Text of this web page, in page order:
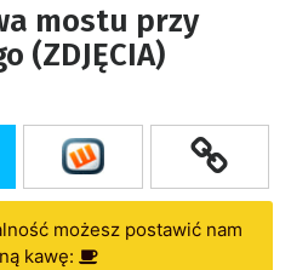
mostu przy
(ZDJĘCIA)
możesz postawić nam
kawę: